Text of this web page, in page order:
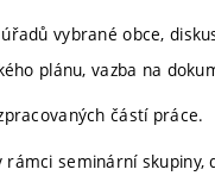
vybrané obce,
plánu, vazba na
částí práce.
seminární skupiny,